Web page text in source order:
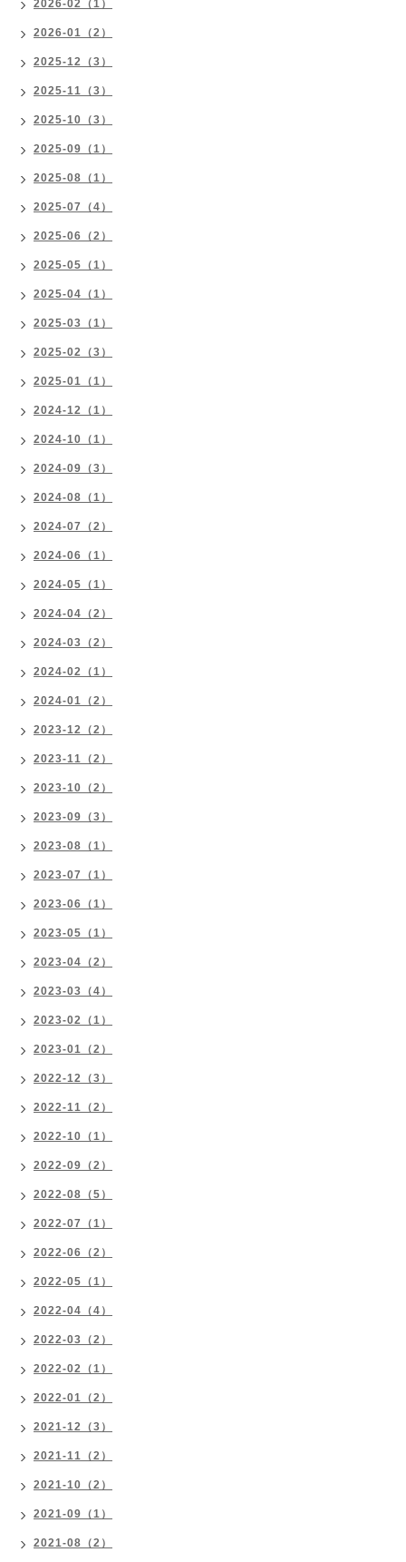
2026-02（1）
2026-01（2）
2025-12（3）
2025-11（3）
2025-10（3）
2025-09（1）
2025-08（1）
2025-07（4）
2025-06（2）
2025-05（1）
2025-04（1）
2025-03（1）
2025-02（3）
2025-01（1）
2024-12（1）
2024-10（1）
2024-09（3）
2024-08（1）
2024-07（2）
2024-06（1）
2024-05（1）
2024-04（2）
2024-03（2）
2024-02（1）
2024-01（2）
2023-12（2）
2023-11（2）
2023-10（2）
2023-09（3）
2023-08（1）
2023-07（1）
2023-06（1）
2023-05（1）
2023-04（2）
2023-03（4）
2023-02（1）
2023-01（2）
2022-12（3）
2022-11（2）
2022-10（1）
2022-09（2）
2022-08（5）
2022-07（1）
2022-06（2）
2022-05（1）
2022-04（4）
2022-03（2）
2022-02（1）
2022-01（2）
2021-12（3）
2021-11（2）
2021-10（2）
2021-09（1）
2021-08（2）